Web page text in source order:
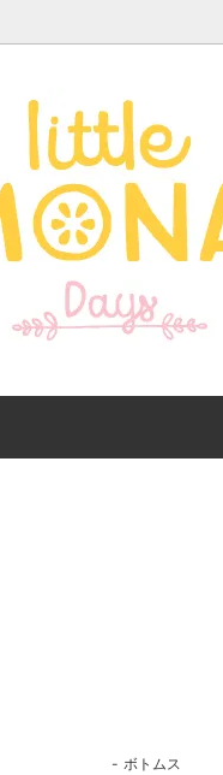
Goods
Brands
・浮
【出産
いにお
ご紹介
ボトムス